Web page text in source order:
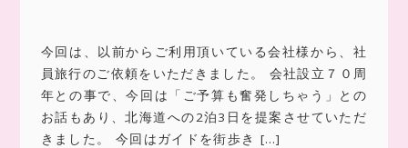
今回は、以前からご利用頂いている会社様から、社
員旅行のご依頼をいただきました。 会社設立７０周
年との事で、今回は「ご予算も奮発しちゃう」との
お話もあり、北海道への2泊3日を提案させていただ
きました。 今回はガイドを街歩き […]